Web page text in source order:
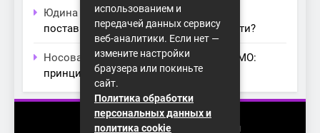
Юдина Ивонак записиПроблемы с
поставщиками интернета: как их обойти?
Носова Агатак записиТехнология MIMO:
принципы работы и её преимущества
2026 (с) https://homenet-spb.ru
использованием и
передачей данных сервису
веб-аналитики. Если нет —
измените настройки
браузера или покиньте
сайт.
Политика обработки
персональных данных и
политика cookie